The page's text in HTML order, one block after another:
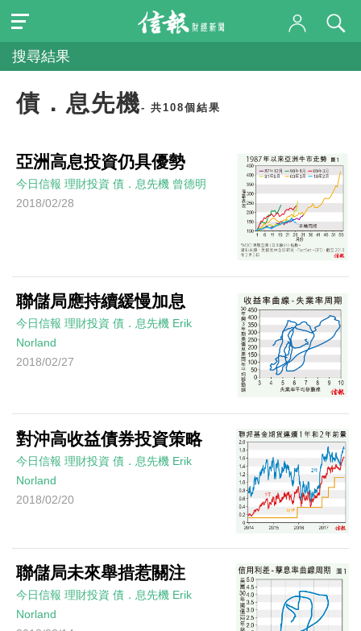
搜尋結果
債．息先機- 共108個結果
亞洲高息投資仍具優勢
今日信報 理財投資 債．息先機 曾德明
2018/02/28
聯儲局應持續緩慢加息
今日信報 理財投資 債．息先機 Erik
Norland
2018/02/27
對沖高收益債券投資策略
今日信報 理財投資 債．息先機 Erik
Norland
2018/02/20
聯儲局未來舉措惹關注
今日信報 理財投資 債．息先機 Erik
Norland